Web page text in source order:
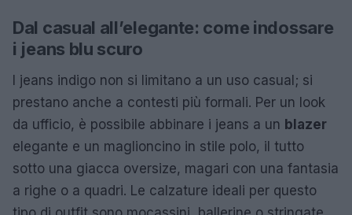
Dal casual all’elegante: come indossare
i jeans blu scuro
I jeans indigo non si limitano a un uso casual; si
prestano anche a contesti più formali. Per un look
da ufficio, è possibile abbinare i jeans a un blazer
elegante e un maglioncino in stile polo, il tutto
sotto una giacca oversize, magari con una fantasia
a righe o a quadri. Le calzature ideali per questo